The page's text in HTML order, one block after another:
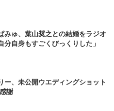
みゅ、葉山奨之との結婚をラジオ
分自身もすごくびっくりした」
ー、未公開ウエディングショット
謝